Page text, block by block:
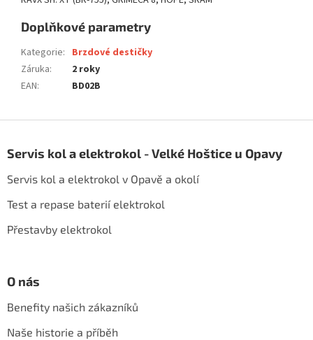
Doplňkové parametry
Kategorie: Brzdové destičky
Záruka:
2 roky
EAN: BD02B
pServis kol a elektrokol - Velké Hoštice u Opavy
Servis kol a elektrokol v Opavě a okolí
Test a repase baterií elektrokol
Přestavby elektrokol
O nás
Benefity našich zákazníků
Naše historie a příběh